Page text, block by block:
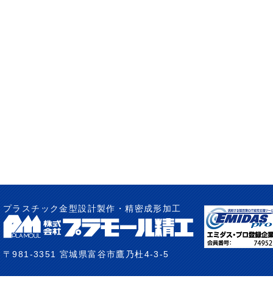
プラスチック金型設計製作・精密成形加工
〒981-3351 宮城県富谷市鷹乃杜4-3-5